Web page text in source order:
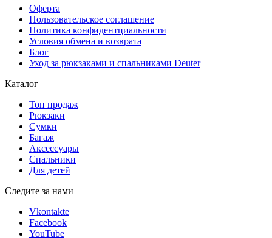
Оферта
Пользовательское соглашение
Политика конфидентциальности
Условия обмена и возврата
Блог
Уход за рюкзаками и спальниками Deuter
Каталог
Топ продаж
Рюкзаки
Сумки
Багаж
Аксессуары
Спальники
Для детей
Следите за нами
Vkontakte
Facebook
YouTube